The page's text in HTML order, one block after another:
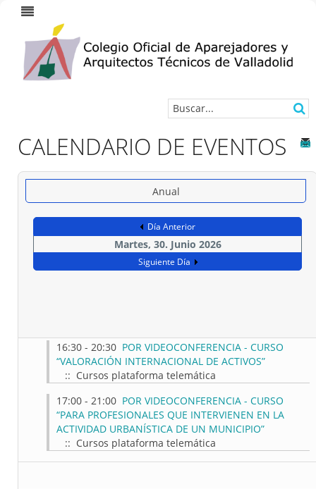
CALENDARIO DE EVENTOS
Anual
Día Anterior
Martes, 30. Junio 2026
Siguiente Día
16:30 - 20:30 POR VIDEOCONFERENCIA - CURSO
“VALORACIÓN INTERNACIONAL DE ACTIVOS”
:: Cursos plataforma telemática
17:00 - 21:00 POR VIDEOCONFERENCIA - CURSO
“PARA PROFESIONALES QUE INTERVIENEN EN LA
ACTIVIDAD URBANÍSTICA DE UN MUNICIPIO”
:: Cursos plataforma telemática